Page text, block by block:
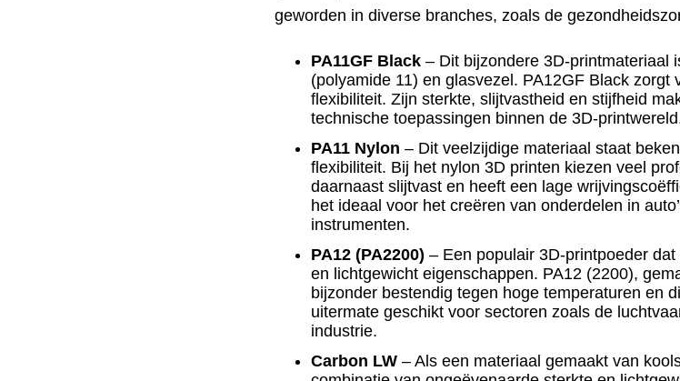
geworden in diverse branches, zoals de
PA11GF Black – Dit bijzondere 3D-printmateriaal
(polyamide 11) en glasvezel. PA12GF Black zorgt
flexibiliteit. Zijn sterkte, slijtvastheid en stijfheid
technische toepassingen binnen de 3D-
PA11 Nylon – Dit veelzijdige materiaal staat
flexibiliteit. Bij het nylon 3D printen kiezen veel
daarnaast slijtvast en heeft een lage
het ideaal voor het creëren van onderdelen in
instrumenten.
PA12 (PA2200) – Een populair 3D-printpoeder
en lichtgewicht eigenschappen. PA12 (2200),
bijzonder bestendig tegen hoge temperaturen en
uitermate geschikt voor sectoren zoals de
industrie.
Carbon LW – Als een materiaal gemaakt van